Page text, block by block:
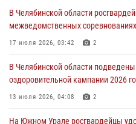
Росгвардейцы задержали трёх
На Южном Урале сотрудники
подозреваемого в совершении
В Челябинской области
межведомственных
17 июля 2026, 03:42 2
В Челябинской области
оздоровительной кампании 2026
13 июля 2026, 04:08 2
На Южном Урале росгвардейцы